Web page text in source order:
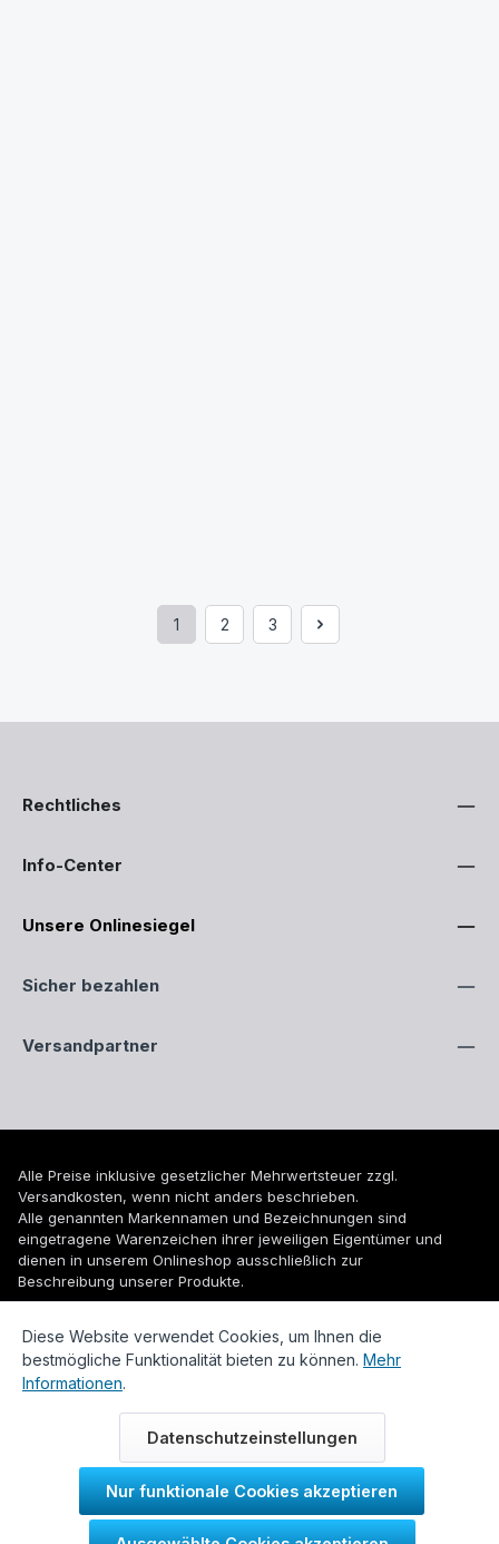
Seite
1
Seite
2
Seite
3
Rechtliches
Info-Center
Unsere Onlinesiegel
Sicher bezahlen
Versandpartner
Alle Preise inklusive gesetzlicher Mehrwertsteuer zzgl.
Versandkosten, wenn nicht anders beschrieben.
Alle genannten Markennamen und Bezeichnungen sind
eingetragene Warenzeichen ihrer jeweiligen Eigentümer und
dienen in unserem Onlineshop ausschließlich zur
Beschreibung unserer Produkte.
© 2026 WUH24.de - Weigel und Unger Heizungs- und
Sanitärtechnik GmbH
Diese Website verwendet Cookies, um Ihnen die
bestmögliche Funktionalität bieten zu können. Mehr
Informationen.
Datenschutzeinstellungen
Nur funktionale Cookies akzeptieren
Durch IT-Recht Kanzlei